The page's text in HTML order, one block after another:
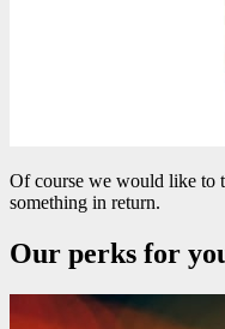
Of course we would like to
something in return.
Our perks for